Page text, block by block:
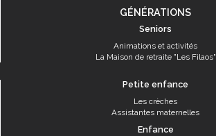
GÉNÉRATIONS
Seniors
Animations et activités
La Maison de retraite "Les Filaos"
Petite enfance
Les crèches
Assistantes maternelles
Enfance